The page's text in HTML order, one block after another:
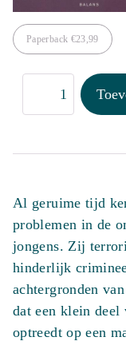
Paperback €23,99
Marokkaanse
lieverdjes
Al geruime tijd
problemen in de
jongens. Zij
hinderlijk
achtergronden
dat een klein deel
optreedt op een